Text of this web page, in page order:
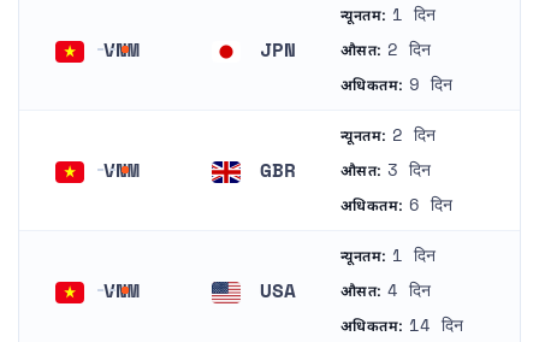
VNM JPN
न्यूनतम: 1 दिन
औसत: 2 दिन
अधिकतम: 9 दिन
VNM GBR
न्यूनतम: 2 दिन
औसत: 3 दिन
अधिकतम: 6 दिन
VNM USA
न्यूनतम: 1 दिन
औसत: 4 दिन
अधिकतम: 14 दिन